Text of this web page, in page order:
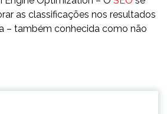
as classificações nos resultados
– também conhecida como não